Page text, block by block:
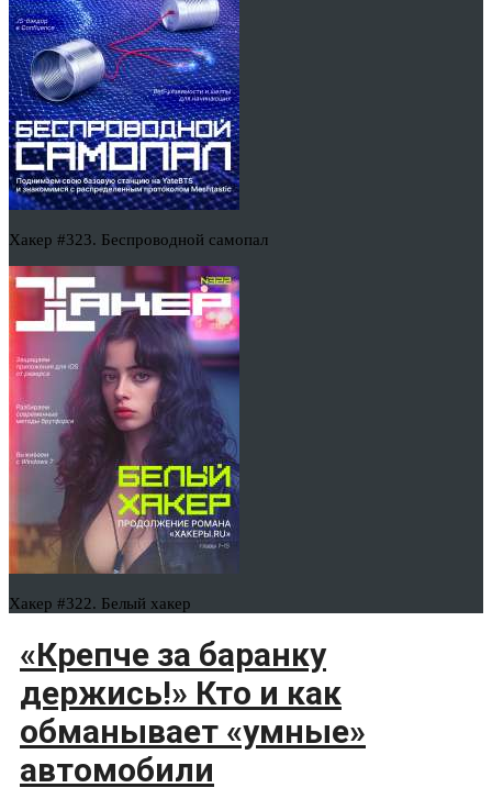
Хакер #323. Беспроводной самопал
Хакер #322. Белый хакер
«Крепче за баранку
держись!» Кто и как
обманывает «умные»
автомобили